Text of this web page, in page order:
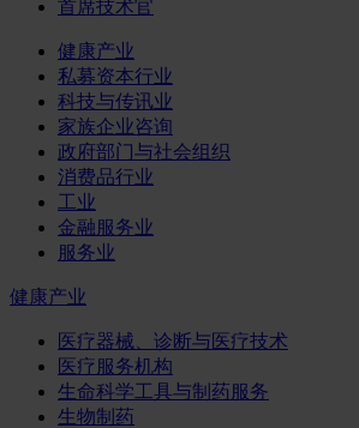
首席技术官
健康产业
私募资本行业
科技与传讯业
家族企业咨询
政府部门与社会组织
消费品行业
工业
金融服务业
服务业
健康产业
医疗器械、诊断与医疗技术
医疗服务机构
生命科学工具与制药服务
生物制药